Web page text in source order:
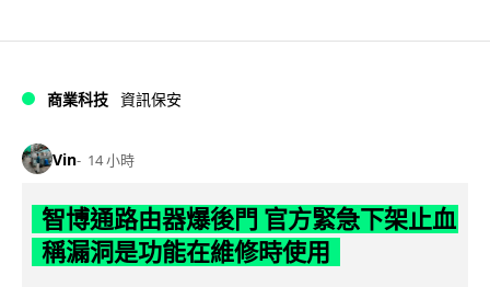
商業科技 資訊保安
Vin 14 小時
智博通路由器爆後門 官方緊急下架止血
稱漏洞是功能在維修時使用